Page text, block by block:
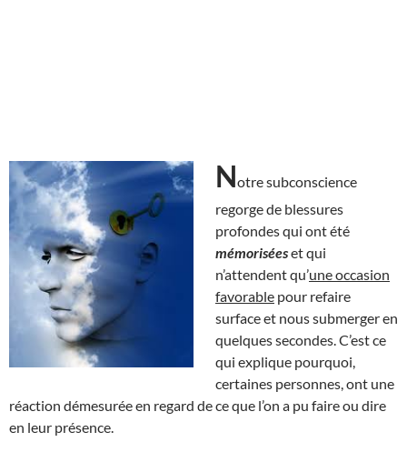
Notre subconscience
regorge de blessures
profondes qui ont été
mémoriséeset qui
n’attendent qu’une occasion
favorable pour refaire
surface et nous submerger en
quelques secondes. C’est ce
qui explique pourquoi,
certaines personnes, ont une
réaction démesurée en regard de ce que l’on a pu faire ou dire
en leur présence.